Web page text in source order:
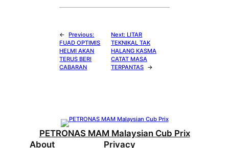
←
Previous:
FUAD OPTIMIS
HELMI AKAN
TERUS BERI
CABARAN
Next:LITAR
TEKNIKAL TAK
HALANG KASMA
CATAT MASA
TERPANTAS →
PETRONAS MAM Malaysian Cub Prix
About
Privacy